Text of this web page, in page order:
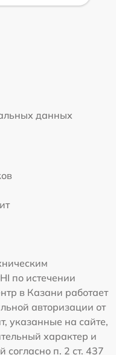
данных
по истечении
в Казани работает
авторизации от
указанные на сайте,
характер и
согласно п. 2 ст. 437